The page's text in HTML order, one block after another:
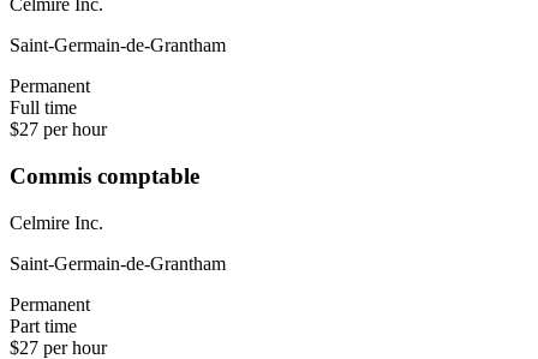
Celmire Inc.
Saint-Germain-de-Grantham
Permanent
Full time
$27 per hour
Commis comptable
Celmire Inc.
Saint-Germain-de-Grantham
Permanent
Part time
$27 per hour